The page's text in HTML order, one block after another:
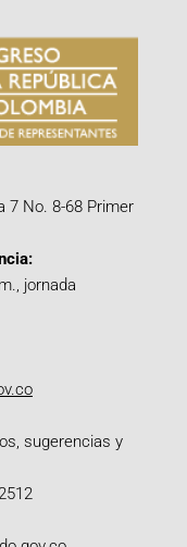
7 No. 8-68 Primer
jornada
sugerencias y